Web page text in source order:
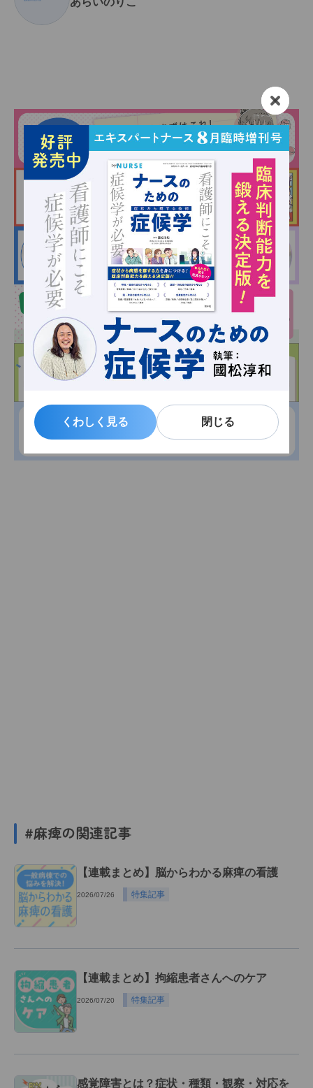
くわしく見る 閉じる
くわしく見る 閉じる
#麻痺の関連記事
【連載まとめ】脳からわかる麻痺の看護
2026/07/26 特集記事
【連載まとめ】拘縮患者さんへのケア
2026/07/20 特集記事
感覚障害とは？症状・種類・観察・対応を